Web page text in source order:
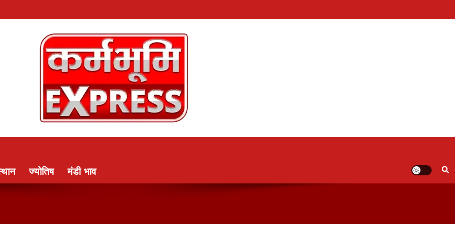
ज्योतिष मंडी भाव